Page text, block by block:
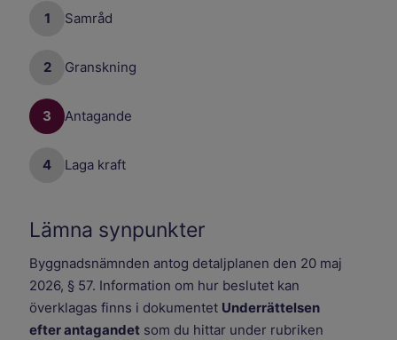
1 Samråd
2 Granskning
3 Antagande
4 Laga kraft
Lämna synpunkter
Byggnadsnämnden antog detaljplanen den 20 maj
2026, § 57. Information om hur beslutet kan
överklagas finns i dokumentet Underrättelsen
efter antagandet som du hittar under rubriken